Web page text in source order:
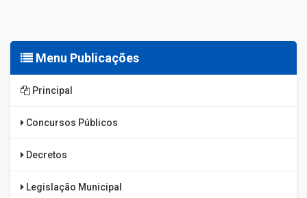
Menu Publicações
Principal
Concursos Públicos
Decretos
Legislação Municipal